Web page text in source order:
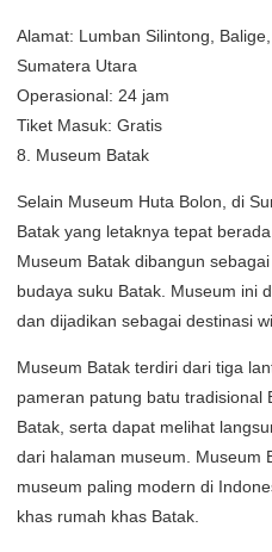
Alamat: Lumban Silintong,
Sumatera Utara
Operasional: 24 jam
Tiket Masuk: Gratis
8. Museum Batak
Selain Museum Huta Bolon, di
Batak yang letaknya tepat
Museum Batak dibangun
budaya suku Batak. Museum ini
dan dijadikan sebagai destinasi
Museum Batak terdiri dari tiga
pameran patung batu tradisional
Batak, serta dapat melihat
dari halaman museum. Museum
museum paling modern di
khas rumah khas Batak.